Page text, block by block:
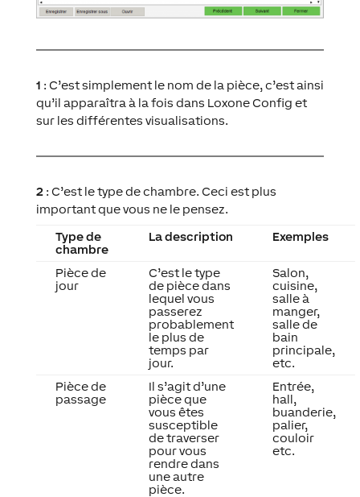
1 : C’est simplement le nom de la pièce, c’est ainsi
qu’il apparaîtra à la fois dans Loxone Config et
sur les différentes visualisations.
2: C’est le type de chambre. Ceci est plus
important que vous ne le pensez.
Type de
chambre
La description Exemples
Pièce de
jour
C’est le type
de pièce dans
lequel vous
passerez
probablement
le plus de
temps par
jour.
Salon,
cuisine,
salle à
manger,
salle de
bain
principale,
etc.
Pièce de
passage
Il s’agit d’une
pièce que
vous êtes
susceptible
de traverser
pour vous
rendre dans
une autre
pièce.
Entrée,
hall,
buanderie,
palier,
couloir
etc.